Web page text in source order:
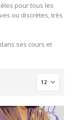
pour tous les
ou discrètes, très
ses cours et